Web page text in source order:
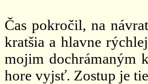
Čas pokročil, na
kratšia a hlavne
mojim dochrámaným
hore vyjsť. Zostup je